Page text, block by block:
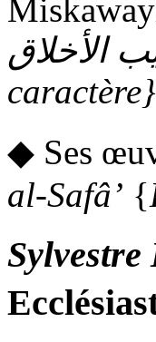
الأخلاق
caractère}
◆ Ses
al-Safâ’ {